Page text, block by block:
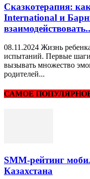
Сказкотерапия:
International и
08.11.2024 Жизнь
испытаний. Первые
вызывать множество
родителей...
САМОЕ
SMM-рейтинг
Казахстана